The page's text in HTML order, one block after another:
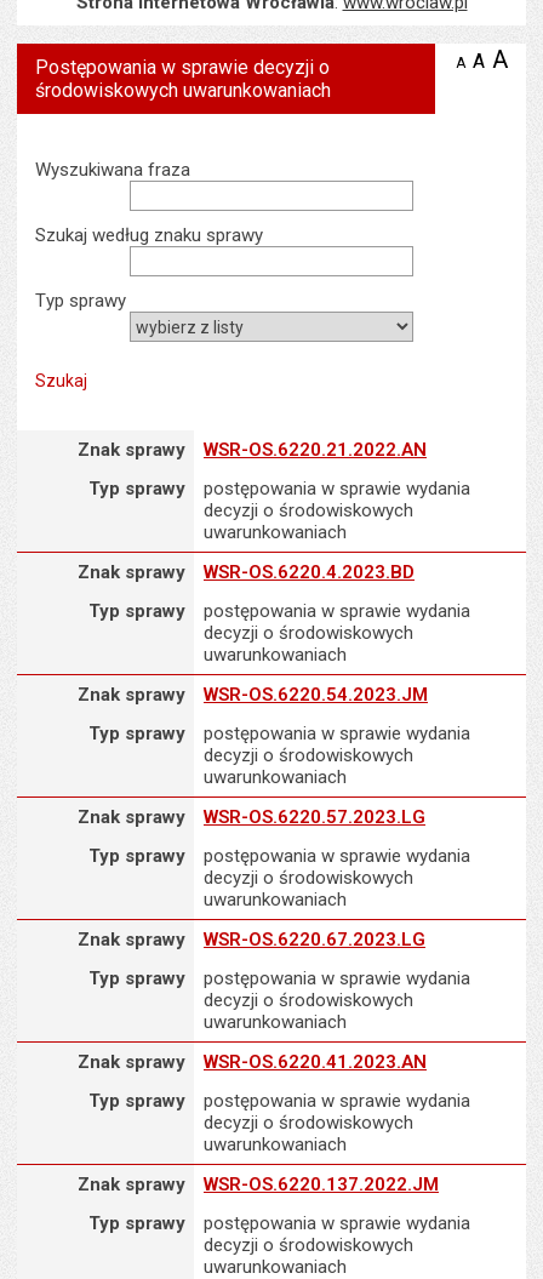
Postępowania w sprawie decyzji o
środowiskowych uwarunkowaniach
A zmniejsz
A A
Wyszukiwarka
Wyszukiwana fraza
Szukaj według znaku sprawy
Typ sprawy
Znak sprawyZnak sprawy
WSR-OS.6220.21.2022.AN
Typ sprawy
postępowania w sprawie wydania
decyzji o środowiskowych
uwarunkowaniach
Znak sprawyZnak sprawy
WSR-OS.6220.4.2023.BD
Typ sprawy
postępowania w sprawie wydania
decyzji o środowiskowych
uwarunkowaniach
Znak sprawyZnak sprawy
WSR-OS.6220.54.2023.JM
Typ sprawy
postępowania w sprawie wydania
decyzji o środowiskowych
uwarunkowaniach
Znak sprawyZnak sprawy
WSR-OS.6220.57.2023.LG
Typ sprawy
postępowania w sprawie wydania
decyzji o środowiskowych
uwarunkowaniach
Znak sprawyZnak sprawy
WSR-OS.6220.67.2023.LG
Typ sprawy
postępowania w sprawie wydania
decyzji o środowiskowych
uwarunkowaniach
Znak sprawyZnak sprawy
WSR-OS.6220.41.2023.AN
Typ sprawy
postępowania w sprawie wydania
decyzji o środowiskowych
uwarunkowaniach
Znak sprawyZnak sprawy
WSR-OS.6220.137.2022.JM
Typ sprawy
postępowania w sprawie wydania
decyzji o środowiskowych
uwarunkowaniach